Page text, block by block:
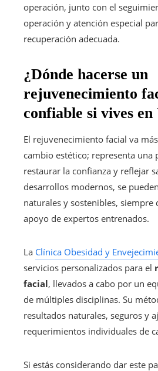
operación, junto con el
operación y atención especial
recuperación adecuada.
¿Dónde hacerse un
rejuvenecimiento
confiable si vives
El rejuvenecimiento facial va
cambio estético; representa una
restaurar la confianza y reflejar
desarrollos modernos, se
naturales y sostenibles, siempre
apoyo de expertos entrenados.
La Clínica Obesidad y
servicios personalizados para el
facial, llevados a cabo por un
de múltiples disciplinas. Su
resultados naturales, seguros y
requerimientos individuales de
Si estás considerando dar este